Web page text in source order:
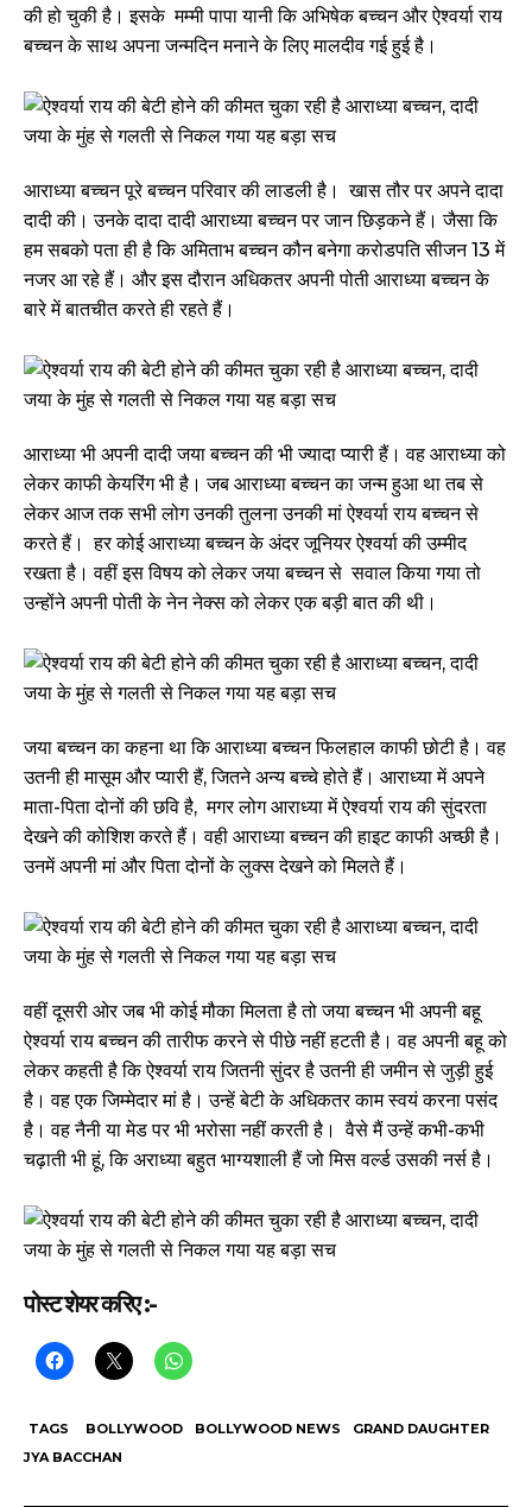
की हो चुकी है। इसके मम्मी पापा यानी कि अभिषेक बच्चन और ऐश्वर्या राय
बच्चन के साथ अपना जन्मदिन मनाने के लिए मालदीव गई हुई है।
आराध्या बच्चन पूरे बच्चन परिवार की लाडली है। खास तौर पर अपने दादा
दादी की। उनके दादा दादी आराध्या बच्चन पर जान छिड़कने हैं। जैसा कि
हम सबको पता ही है कि अमिताभ बच्चन कौन बनेगा करोडपति सीजन 13 में
नजर आ रहे हैं। और इस दौरान अधिकतर अपनी पोती आराध्या बच्चन के
बारे में बातचीत करते ही रहते हैं।
आराध्या भी अपनी दादी जया बच्चन की भी ज्यादा प्यारी हैं। वह आराध्या को
लेकर काफी केयरिंग भी है। जब आराध्या बच्चन का जन्म हुआ था तब से
लेकर आज तक सभी लोग उनकी तुलना उनकी मां ऐश्वर्या राय बच्चन से
करते हैं। हर कोई आराध्या बच्चन के अंदर जूनियर ऐश्वर्या की उम्मीद
रखता है। वहीं इस विषय को लेकर जया बच्चन से सवाल किया गया तो
उन्होंने अपनी पोती के नेन नेक्स को लेकर एक बड़ी बात की थी।
जया बच्चन का कहना था कि आराध्या बच्चन फिलहाल काफी छोटी है। वह
उतनी ही मासूम और प्यारी हैं, जितने अन्य बच्चे होते हैं। आराध्या में अपने
माता-पिता दोनों की छवि है, मगर लोग आराध्या में ऐश्वर्या राय की सुंदरता
देखने की कोशिश करते हैं। वही आराध्या बच्चन की हाइट काफी अच्छी है।
उनमें अपनी मां और पिता दोनों के लुक्स देखने को मिलते हैं।
वहीं दूसरी ओर जब भी कोई मौका मिलता है तो जया बच्चन भी अपनी बहू
ऐश्वर्या राय बच्चन की तारीफ करने से पीछे नहीं हटती है। वह अपनी बहू को
लेकर कहती है कि ऐश्वर्या राय जितनी सुंदर है उतनी ही जमीन से जुड़ी हुई
है। वह एक जिम्मेदार मां है। उन्हें बेटी के अधिकतर काम स्वयं करना पसंद
है। वह नैनी या मेड पर भी भरोसा नहीं करती है। वैसे मैं उन्हें कभी-कभी
चढ़ाती भी हूं, कि अराध्या बहुत भाग्यशाली हैं जो मिस वर्ल्ड उसकी नर्स है।
पोस्ट शेयर करिए :-
TAGS BOLLYWOOD BOLLYWOOD NEWS
GRAND DAUGHTER
JYA BACCHAN